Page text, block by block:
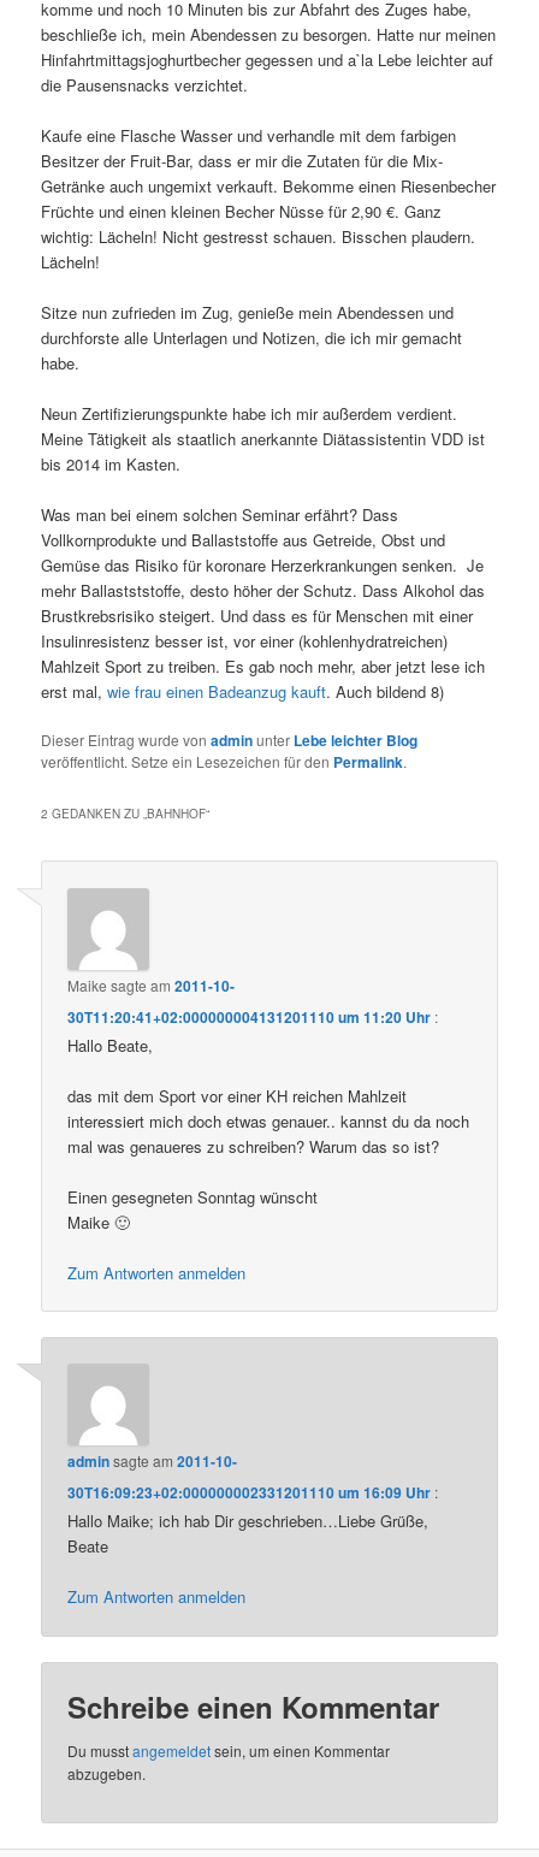
komme und noch 10 Minuten bis zur Abfahrt des Zuges habe,
beschließe ich, mein Abendessen zu besorgen. Hatte nur meinen
Hinfahrtmittagsjoghurtbecher gegessen und a`la Lebe leichter auf
die Pausensnacks verzichtet.
Kaufe eine Flasche Wasser und verhandle mit dem farbigen
Besitzer der Fruit-Bar, dass er mir die Zutaten für die Mix-
Getränke auch ungemixt verkauft. Bekomme einen Riesenbecher
Früchte und einen kleinen Becher Nüsse für 2,90 €. Ganz
wichtig: Lächeln! Nicht gestresst schauen. Bisschen plaudern.
Lächeln!
Sitze nun zufrieden im Zug, genieße mein Abendessen und
durchforste alle Unterlagen und Notizen, die ich mir gemacht
habe.
Neun Zertifizierungspunkte habe ich mir außerdem verdient.
Meine Tätigkeit als staatlich anerkannte Diätassistentin VDD ist
bis 2014 im Kasten.
Was man bei einem solchen Seminar erfährt? Dass
Vollkornprodukte und Ballaststoffe aus Getreide, Obst und
Gemüse das Risiko für koronare Herzerkrankungen senken. Je
mehr Ballastststoffe, desto höher der Schutz. Dass Alkohol das
Brustkrebsrisiko steigert. Und dass es für Menschen mit einer
Insulinresistenz besser ist, vor einer (kohlenhydratreichen)
Mahlzeit Sport zu treiben. Es gab noch mehr, aber jetzt lese ich
erst mal,wie frau einen Badeanzug kauft. Auch bildend 8)
Dieser Eintrag wurde vonadminunter Lebe leichter Blog
veröffentlicht. Setze ein Lesezeichen für den Permalink.
2 GEDANKEN ZU „BAHNHOF“
Maike sagte am2011-10-
30T11:20:41+02:000000004131201110 um 11:20 Uhr :
Hallo Beate,
das mit dem Sport vor einer KH reichen Mahlzeit
interessiert mich doch etwas genauer.. kannst du da noch
mal was genaueres zu schreiben? Warum das so ist?
Einen gesegneten Sonntag wünscht
Maike 🙂
Zum Antworten anmelden
adminsagte am2011-10-
30T16:09:23+02:000000002331201110 um 16:09 Uhr :
Hallo Maike; ich hab Dir geschrieben…Liebe Grüße,
Beate
Zum Antworten anmelden
Schreibe einen Kommentar
Du musstangemeldetsein, um einen Kommentar
abzugeben.